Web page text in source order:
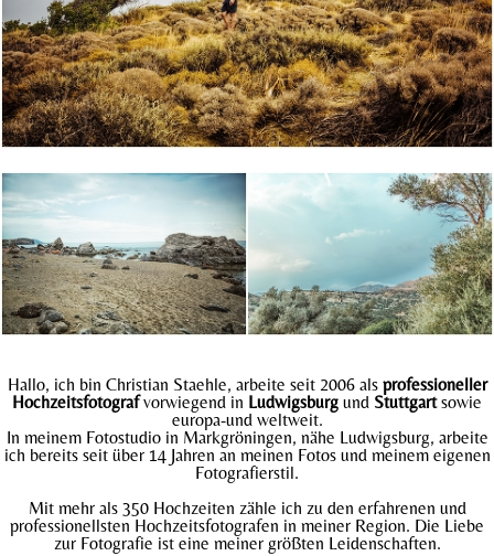
Hallo, ich bin Christian Staehle, arbeite seit 2006 als professioneller
Hochzeitsfotografvorwiegend in Ludwigsburg und Stuttgartsowie
europa-und weltweit.
In meinem Fotostudio in Markgröningen, nähe Ludwigsburg, arbeite
ich bereits seit über 14 Jahren an meinen Fotos und meinem eigenen
Fotografierstil.
Mit mehr als 350 Hochzeiten zähle ich zu den erfahrenen und
professionellsten Hochzeitsfotografen in meiner Region. Die Liebe
zur Fotografie ist eine meiner größten Leidenschaften.